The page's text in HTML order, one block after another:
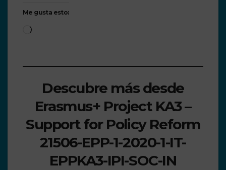
Me gusta esto:
Descubre más desde
Erasmus+ Project KA3 –
Support for Policy Reform
21506-EPP-1-2020-1-IT-
EPPKA3-IPI-SOC-IN